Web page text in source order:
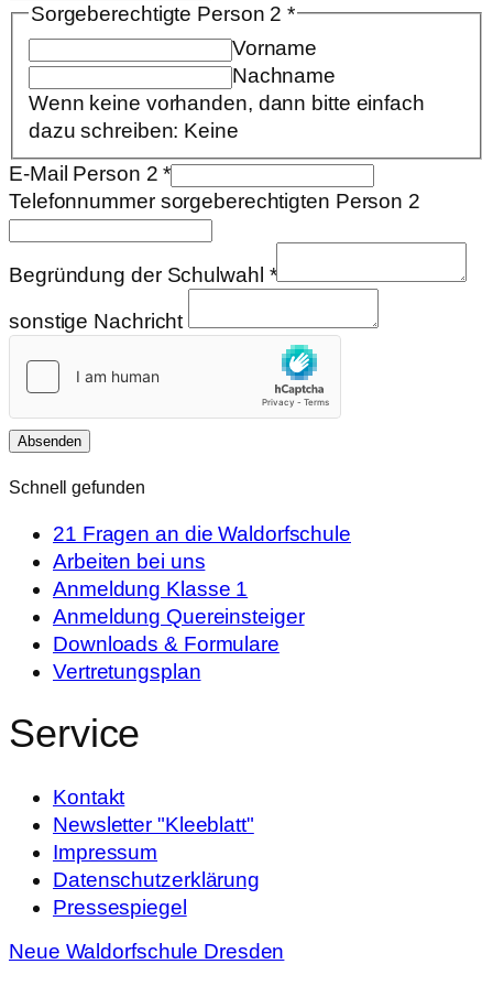
Sorgeberechtigte Person 2*
Vorname
Nachname
Wenn keine vorhanden, dann bitte einfach
dazu schreiben: Keine
E-Mail Person 2*
Telefonnummer sorgeberechtigten Person 2
Begründung der Schulwahl *
sonstige Nachricht
Absenden
Schnell gefunden
21 Fragen an die Waldorfschule
Arbeiten bei uns
Anmeldung Klasse 1
Anmeldung Quereinsteiger
Downloads & Formulare
Vertretungsplan
Service
Kontakt
Newsletter "Kleeblatt"
Impressum
Datenschutzerklärung
Pressespiegel
Neue Waldorfschule Dresden